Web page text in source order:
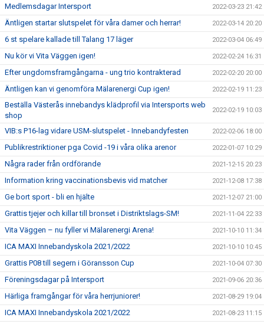
Medlemsdagar Intersport 2022-03-23 21:42
Äntligen startar slutspelet för våra damer och herrar! 2022-03-14 20:20
6 st spelare kallade till Talang 17 läger 2022-03-04 06:49
Nu kör vi Vita Väggen igen! 2022-02-24 16:31
Efter ungdomsframgångarna - ung trio kontrakterad 2022-02-20 20:00
Äntligen kan vi genomföra Mälarenergi Cup igen! 2022-02-19 11:23
Beställa Västerås innebandys klädprofil via Intersports web
shop
2022-02-19 10:03
VIB:s P16-lag vidare USM-slutspelet - Innebandyfesten 2022-02-06 18:00
Publikrestriktioner pga Covid -19 i våra olika arenor 2022-01-07 10:29
Några rader från ordförande 2021-12-15 20:23
Information kring vaccinationsbevis vid matcher 2021-12-08 17:38
Ge bort sport - bli en hjälte 2021-12-07 21:00
Grattis tjejer och killar till bronset i Distriktslags-SM! 2021-11-04 22:33
Vita Väggen – nu fyller vi Mälarenergi Arena! 2021-10-10 11:34
ICA MAXI Innebandyskola 2021/2022 2021-10-10 10:45
Grattis P08 till segern i Göransson Cup 2021-10-04 07:30
Föreningsdagar på Intersport 2021-09-06 20:36
Härliga framgångar för våra herrjuniorer! 2021-08-29 19:04
ICA MAXI Innebandyskola 2021/2022 2021-08-23 11:15